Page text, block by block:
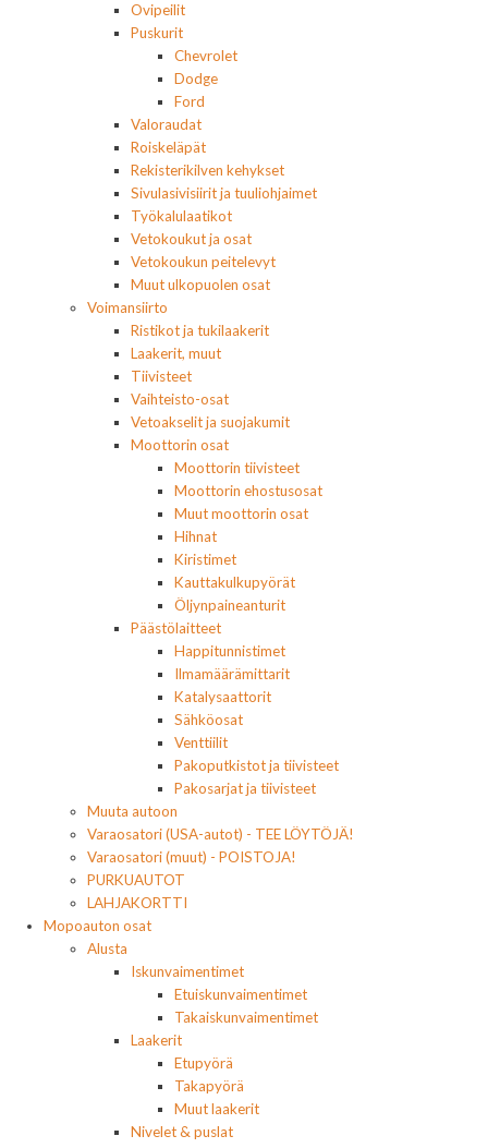
Ovipeilit
Puskurit
Chevrolet
Dodge
Ford
Valoraudat
Roiskeläpät
Rekisterikilven kehykset
Sivulasivisiirit ja tuuliohjaimet
Työkalulaatikot
Vetokoukut ja osat
Vetokoukun peitelevyt
Muut ulkopuolen osat
Voimansiirto
Ristikot ja tukilaakerit
Laakerit, muut
Tiivisteet
Vaihteisto-osat
Vetoakselit ja suojakumit
Moottorin osat
Moottorin tiivisteet
Moottorin ehostusosat
Muut moottorin osat
Hihnat
Kiristimet
Kauttakulkupyörät
Öljynpaineanturit
Päästölaitteet
Happitunnistimet
Ilmamäärämittarit
Katalysaattorit
Sähköosat
Venttiilit
Pakoputkistot ja tiivisteet
Pakosarjat ja tiivisteet
Muuta autoon
Varaosatori (USA-autot) - TEE LÖYTÖJÄ!
Varaosatori (muut) - POISTOJA!
PURKUAUTOT
LAHJAKORTTI
Mopoauton osat
Alusta
Iskunvaimentimet
Etuiskunvaimentimet
Takaiskunvaimentimet
Laakerit
Etupyörä
Takapyörä
Muut laakerit
Nivelet & puslat